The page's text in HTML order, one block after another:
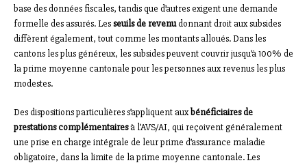
base des données fiscales, tandis que d’autres exigent une demande
formelle des assurés. Lesseuils de revenudonnant droit aux subsides
diffèrent également, tout comme les montants alloués. Dans les
cantons les plus généreux, les subsides peuvent couvrir jusqu’à 100% de
la prime moyenne cantonale pour les personnes aux revenus les plus
modestes.
Des dispositions particulières s’appliquent auxbénéficiaires de
prestations complémentairesà l’AVS/AI, qui reçoivent généralement
une prise en charge intégrale de leur prime d’assurance maladie
obligatoire, dans la limite de la prime moyenne cantonale. Les